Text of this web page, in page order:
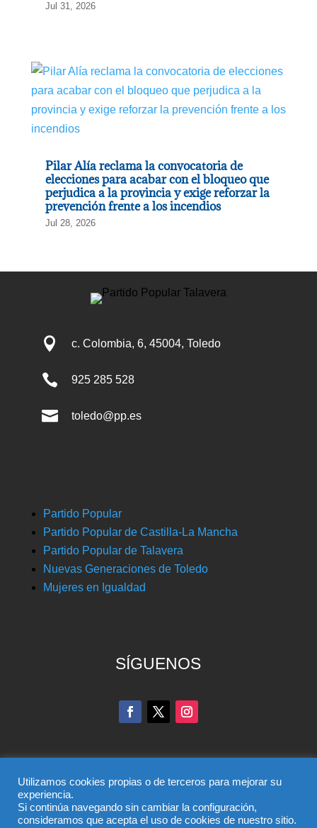
Jul 31, 2026
Pilar Alía reclama la convocatoria de
elecciones para acabar con el bloqueo que
perjudica a la provincia y exige reforzar la
prevención frente a los incendios
Jul 28, 2026
 c. Colombia, 6, 45004, Toledo
 925 285 528
 toledo@pp.es
Partido Popular
Partido Popular de Castilla-La Mancha
Partido Popular de Talavera
Nuevas Generaciones de Toledo
Mujeres en Igualdad
SÍGUENOS
© Partido Popular de Toledo – C/ Colombia, 6, 45004,
Utilizamos cookies propias o de terceros para mejorar su
experiencia.
Si continúa navegando sin cambiar la configuración,
consideramos que acepta el uso de cookies de nuestro sitio.